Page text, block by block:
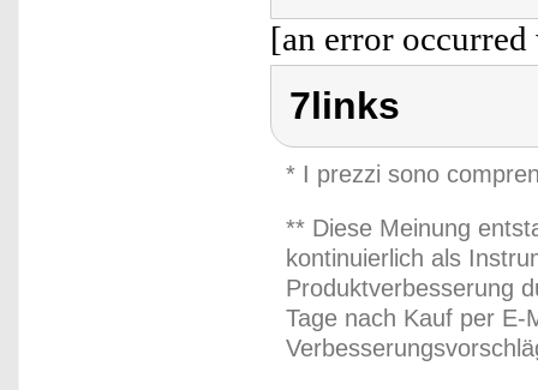
[an error
7links
* I prezzi sono
** Diese Meinung
kontinuierlich als
Produktverbesserung
Tage nach Kauf per E-